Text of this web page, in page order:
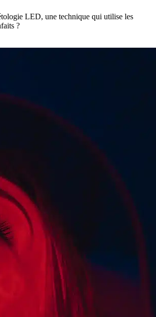
LED, une technique qui utilise les
?